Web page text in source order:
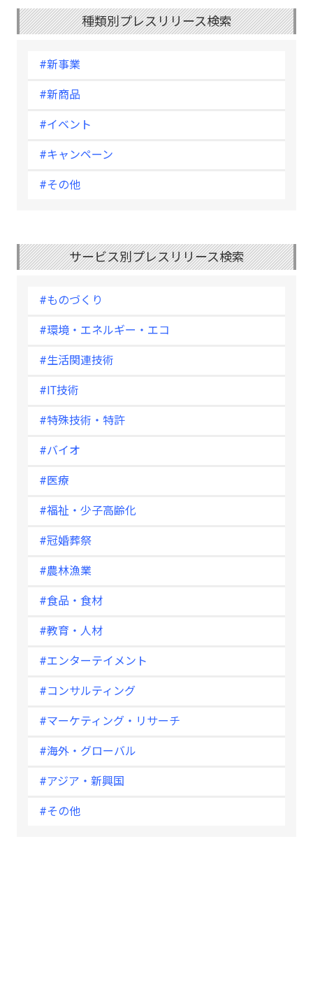
種類別プレスリリース検索
#新事業
#新商品
#イベント
#キャンペーン
#その他
サービス別プレスリリース検索
#ものづくり
#環境・エネルギー・エコ
#生活関連技術
#IT技術
#特殊技術・特許
#バイオ
#医療
#福祉・少子高齢化
#冠婚葬祭
#農林漁業
#食品・食材
#教育・人材
#エンターテイメント
#コンサルティング
#マーケティング・リサーチ
#海外・グローバル
#アジア・新興国
#その他